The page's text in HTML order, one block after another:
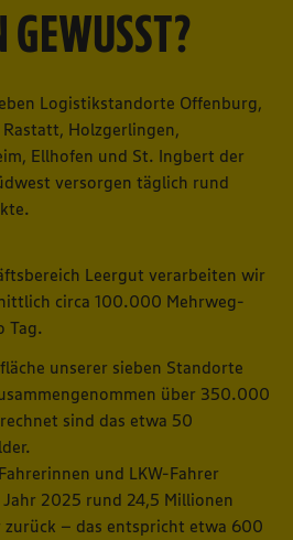
GEWUSST?
Logistikstandorte Offenburg,
Holzgerlingen,
Ellhofen und St. Ingbert der
versorgen täglich rund
Leergut verarbeiten wir
circa 100.000 Mehrweg-
Tag.
unserer sieben Standorte
über 350.000
sind das etwa 50
und LKW-Fahrer
2025 rund 24,5 Millionen
zurück – das entspricht etwa 600